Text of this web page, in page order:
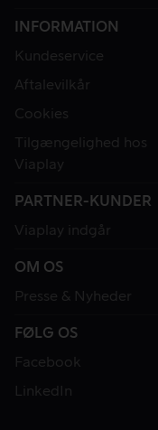
INFORMATION
Kundeservice
Aftalevilkår
Cookies
Tilgængelighed hos
Viaplay
PARTNER-KUNDER
Viaplay indgår
OM OS
Presse & Nyheder
FØLG OS
Facebook
LinkedIn